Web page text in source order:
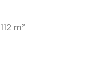
112 m²